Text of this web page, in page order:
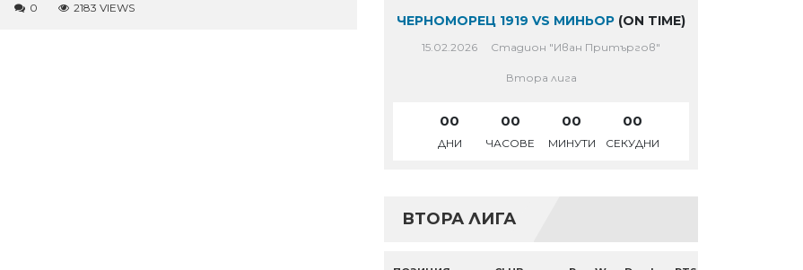
0 2183 VIEWS
ЧЕРНОМОРЕЦ 1919 VS МИНЬОР (ON TIME)
15.02.2026 Стадион "Иван Притъргов"
Втора лига
00
ДНИ
00
ЧАСОВЕ
00
МИНУТИ
00
СЕКУДНИ
ВТОРА ЛИГА